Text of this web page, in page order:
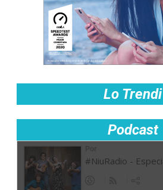
Lo Trendi
Podcast